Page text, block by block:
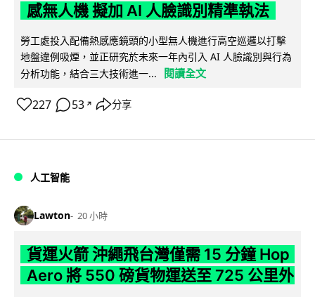
感無人機 擬加 AI 人臉識別精準執法
勞工處投入配備熱感應鏡頭的小型無人機進行高空巡邏以打擊
地盤違例吸煙，並正研究於未來一年內引入 AI 人臉識別與行為
分析功能，結合三大技術進一...
閱讀全文
227 53 ↗ 分享
人工智能
Lawton 20 小時
貨運火箭 沖繩飛台灣僅需 15 分鐘 Hop
Aero 將 550 磅貨物運送至 725 公里外